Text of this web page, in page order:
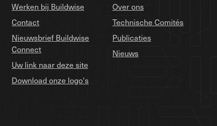
Werken bij Buildwise
Contact
Nieuwsbrief Buildwise
Connect
Uw link naar deze site
Download onze logo's
Over ons
Technische Comités
Publicaties
Nieuws